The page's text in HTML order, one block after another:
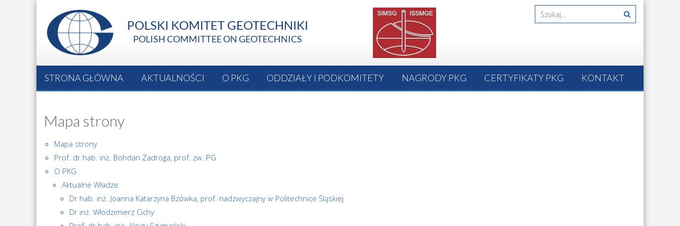
STRONA GŁÓWNA AKTUALNOŚCI O PKG ODDZIAŁY I PODKOMITETY NAGRODY PKG CERTYFIKATY PKG KONTAKT
Mapa strony
Mapa strony
Prof. dr hab. inż. Bohdan Zadroga, prof. zw. PG
O PKG
Aktualne Władze
Dr hab. inż. Joanna Katarzyna Bzówka, prof. nadzwyczajny w Politechnice Śląskiej
Dr inż. Włodzimierz Cichy